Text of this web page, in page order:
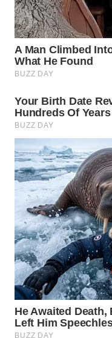
WN
PRIANGAN
WN
WN
WN
BOROBUDUR
WN
MADURA
WN
SURABAYA
WN
NATUNA